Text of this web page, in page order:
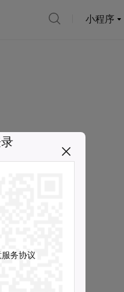
小程序
务协议